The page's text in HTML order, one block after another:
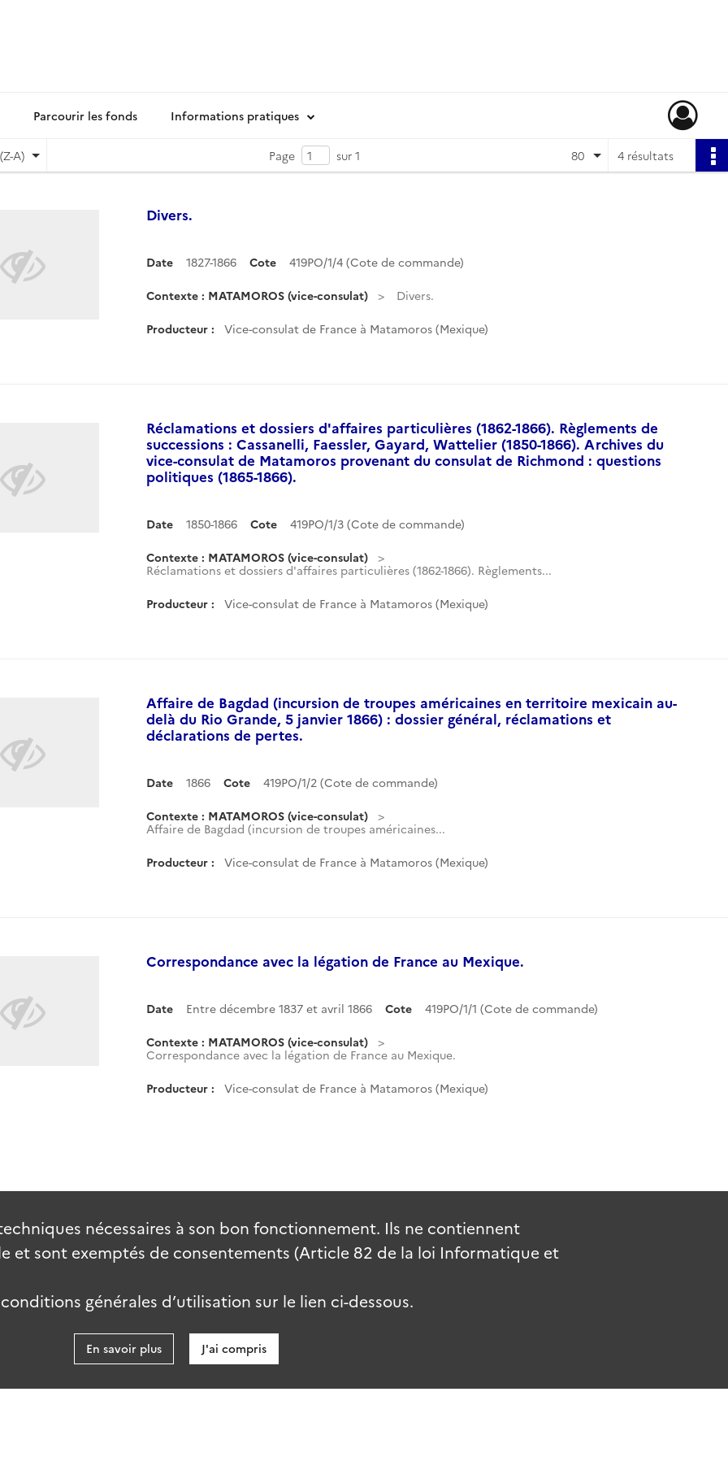
Parcourir les fonds Informations pratiques
A) Page sur 1 4 résultats
80
Divers.
Date 1827-1866 Cote 419PO/1/4 (Cote de commande)
Contexte : MATAMOROS (vice-consulat) Divers.
Producteur : Vice-consulat de France à Matamoros (Mexique)
Réclamations et dossiers d'affaires particulières (1862-1866). Règlements de
successions : Cassanelli, Faessler, Gayard, Wattelier (1850-1866). Archives du
vice-consulat de Matamoros provenant du consulat de Richmond : questions
politiques (1865-1866).
Date 1850-1866 Cote 419PO/1/3 (Cote de commande)
Contexte : MATAMOROS (vice-consulat)
Réclamations et dossiers d'affaires particulières (1862-1866). Règlements...
Producteur : Vice-consulat de France à Matamoros (Mexique)
Affaire de Bagdad (incursion de troupes américaines en territoire mexicain au-
delà du Rio Grande, 5 janvier 1866) : dossier général, réclamations et
déclarations de pertes.
Date 1866 Cote 419PO/1/2 (Cote de commande)
Contexte : MATAMOROS (vice-consulat)
Affaire de Bagdad (incursion de troupes américaines...
Producteur : Vice-consulat de France à Matamoros (Mexique)
Correspondance avec la légation de France au Mexique.
Date Entre décembre 1837 et avril 1866 Cote 419PO/1/1 (Cote de commande)
Contexte : MATAMOROS (vice-consulat)
Correspondance avec la légation de France au Mexique.
Producteur : Vice-consulat de France à Matamoros (Mexique)
nécessaires à son bon fonctionnement. Ils ne contiennent
et sont exemptés de consentements (Article 82 de la loi Informatique et
générales d’utilisation sur le lien ci-dessous.
En savoir plus J'ai compris